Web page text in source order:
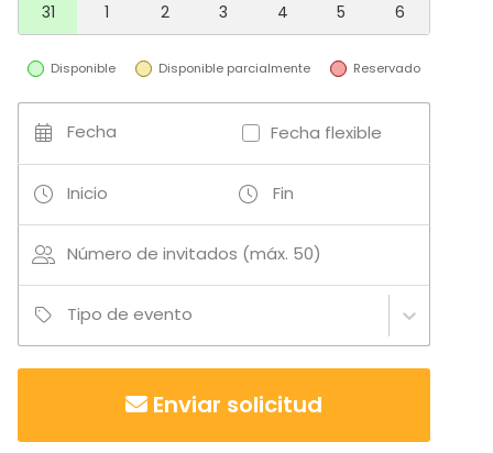
31 1 2 3 4 5 6
Disponible Disponible parcialmente Reservado
Fecha Fecha flexible
Inicio Fin
Número de invitados (máx. 50)
Tipo de evento
Enviar solicitud